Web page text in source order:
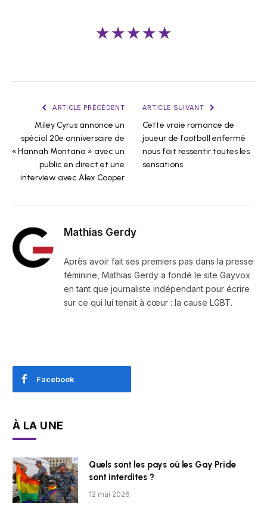
★★★★★
ARTICLE PRÉCÉDENT
Miley Cyrus annonce un
spécial 20e anniversaire de
« Hannah Montana » avec un
public en direct et une
interview avec Alex Cooper
ARTICLE SUIVANT
Cette vraie romance de
joueur de football enfermé
nous fait ressentir toutes les
sensations
Mathias Gerdy
Après avoir fait ses premiers pas dans la presse
féminine, Mathias Gerdy a fondé le site Gayvox
en tant que journaliste indépendant pour écrire
sur ce qui lui tenait à cœur : la cause LGBT.
Facebook
À LA UNE
Quels sont les pays où les Gay Pride
sont interdites ?
12 mai 2026